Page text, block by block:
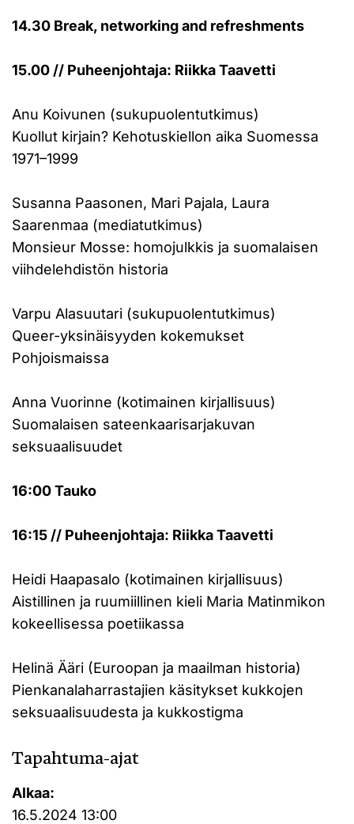
14.30 Break, networking and refreshments
15.00 // Puheenjohtaja: Riikka Taavetti
Anu Koivunen (sukupuolentutkimus)
Kuollut kirjain? Kehotuskiellon aika Suomessa
1971–1999
Susanna Paasonen, Mari Pajala, Laura
Saarenmaa (mediatutkimus)
Monsieur Mosse: homojulkkis ja suomalaisen
viihdelehdistön historia
Varpu Alasuutari (sukupuolentutkimus)
Queer-yksinäisyyden kokemukset
Pohjoismaissa
Anna Vuorinne (kotimainen kirjallisuus)
Suomalaisen sateenkaarisarjakuvan
seksuaalisuudet
16:00 Tauko
16:15 // Puheenjohtaja: Riikka Taavetti
Heidi Haapasalo (kotimainen kirjallisuus)
Aistillinen ja ruumiillinen kieli Maria Matinmikon
kokeellisessa poetiikassa
Helinä Ääri (Euroopan ja maailman historia)
Pienkanalaharrastajien käsitykset kukkojen
seksuaalisuudesta ja kukkostigma
Tapahtuma-ajat
Alkaa:
16.5.2024 13:00